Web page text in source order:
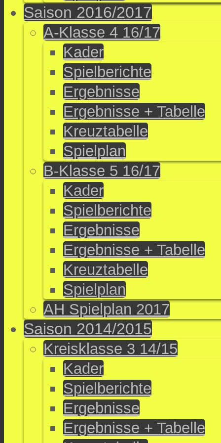
Saison 2016/2017
A-Klasse 4 16/17
Kader
Spielberichte
Ergebnisse
Ergebnisse + Tabelle
Kreuztabelle
Spielplan
B-Klasse 5 16/17
Kader
Spielberichte
Ergebnisse
Ergebnisse + Tabelle
Kreuztabelle
Spielplan
AH Spielplan 2017
Saison 2014/2015
Kreisklasse 3 14/15
Kader
Spielberichte
Ergebnisse
Ergebnisse + Tabelle